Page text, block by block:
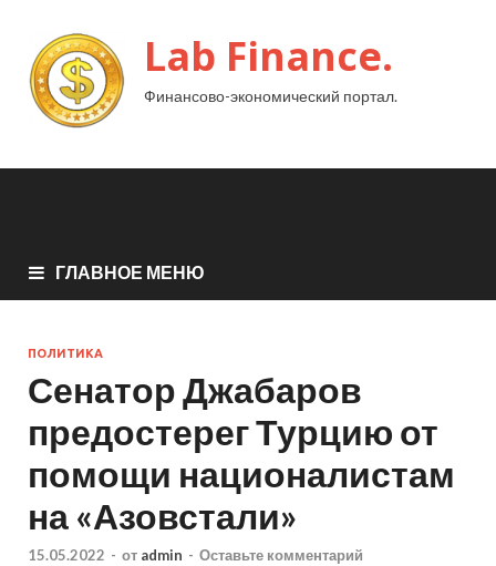
Lab Finance.
Финансово-экономический портал.
ГЛАВНОЕ МЕНЮ
ПОЛИТИКА
Сенатор Джабаров
предостерег Турцию от
помощи националистам
на «Азовстали»
15.05.2022 - от admin - Оставьте комментарий